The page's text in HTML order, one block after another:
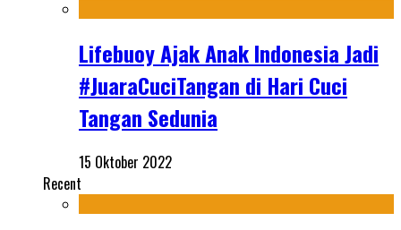
Lifebuoy Ajak Anak Indonesia Jadi
#JuaraCuciTangan di Hari Cuci
Tangan Sedunia
15 Oktober 2022
Recent